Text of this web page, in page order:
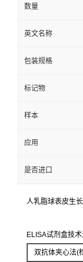
数量
英文名称
包装规格
标记物
样本
应用
是否进口
人乳脂球表皮生
ELISA试剂盒技
双抗体夹心法(